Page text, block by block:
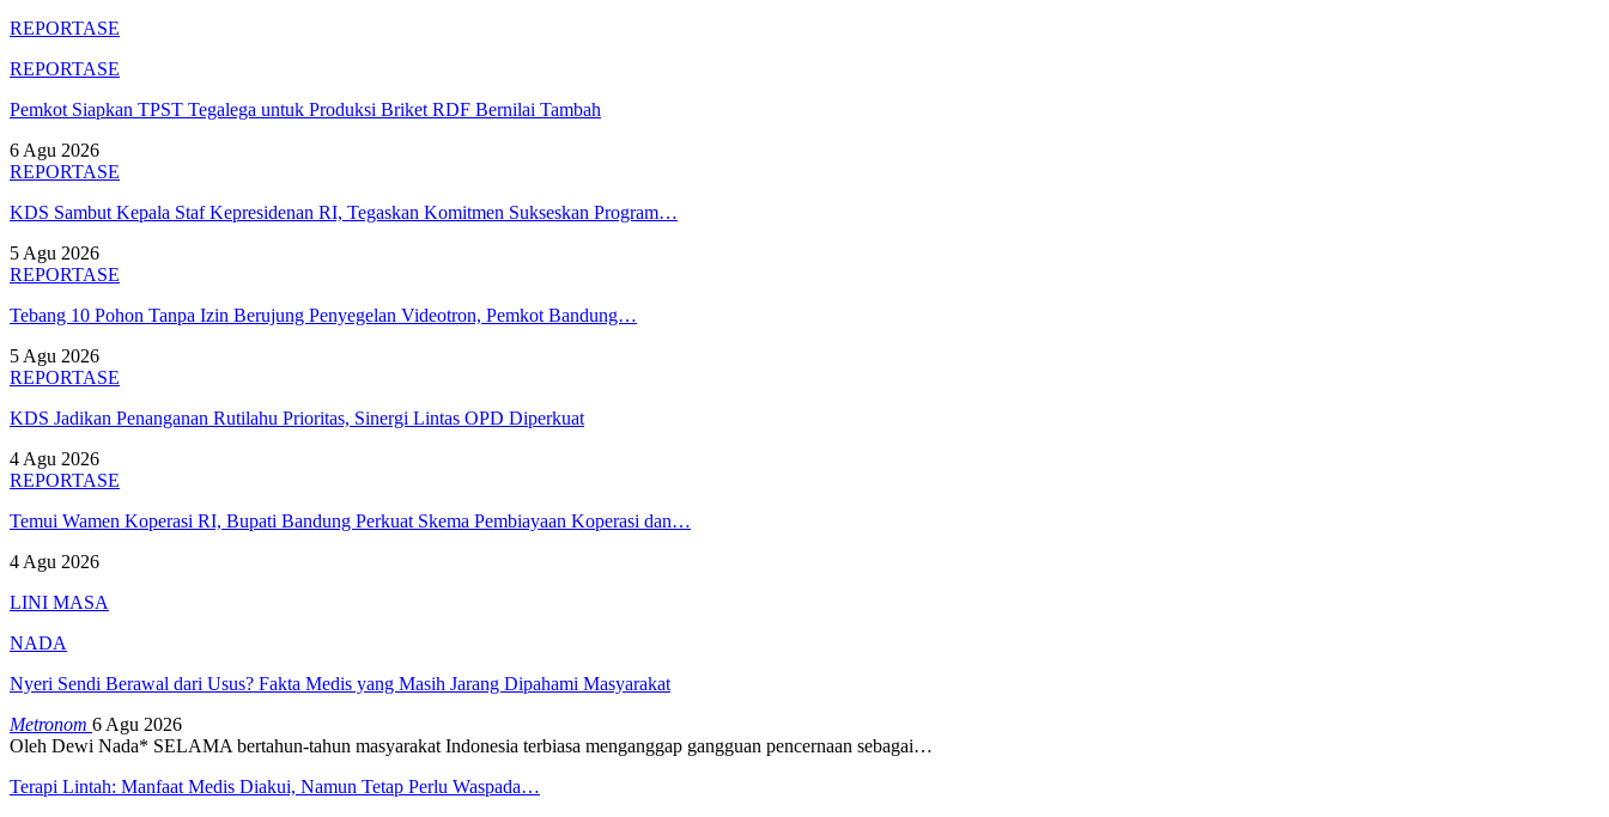
REPORTASE
REPORTASE
Pemkot Siapkan TPST Tegalega untuk Produksi Briket RDF Bernilai Tambah
6 Agu 2026
REPORTASE
KDS Sambut Kepala Staf Kepresidenan RI, Tegaskan Komitmen Sukseskan Program…
5 Agu 2026
REPORTASE
Tebang 10 Pohon Tanpa Izin Berujung Penyegelan Videotron, Pemkot Bandung…
5 Agu 2026
REPORTASE
KDS Jadikan Penanganan Rutilahu Prioritas, Sinergi Lintas OPD Diperkuat
4 Agu 2026
REPORTASE
Temui Wamen Koperasi RI, Bupati Bandung Perkuat Skema Pembiayaan Koperasi dan…
4 Agu 2026
LINI MASA
NADA
Nyeri Sendi Berawal dari Usus? Fakta Medis yang Masih Jarang Dipahami Masyarakat
Metronom 6 Agu 2026
Oleh Dewi Nada* SELAMA bertahun-tahun masyarakat Indonesia terbiasa menganggap gangguan pencernaan sebagai…
Terapi Lintah: Manfaat Medis Diakui, Namun Tetap Perlu Waspada…